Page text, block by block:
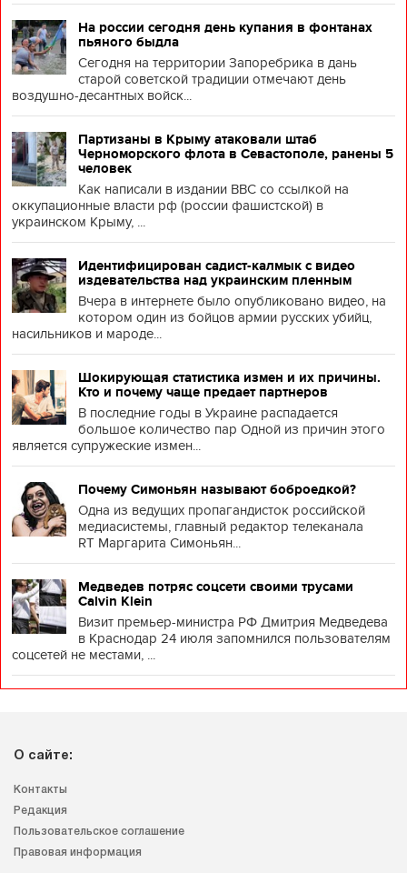
На россии сегодня день купания в фонтанах
пьяного быдла
Сегодня на территории Запоребрика в дань
старой советской традиции отмечают день
воздушно-десантных войск...
Партизаны в Крыму атаковали штаб
Черноморского флота в Севастополе, ранены 5
человек
Как написали в издании BBC со ссылкой на
оккупационные власти рф (россии фашистской) в
украинском Крыму, ...
Идентифицирован садист-калмык с видео
издевательства над украинским пленным
Вчера в интернете было опубликовано видео, на
котором один из бойцов армии русских убийц,
насильников и мароде...
Шокирующая статистика измен и их причины.
Кто и почему чаще предает партнеров
В последние годы в Украине распадается
большое количество пар Одной из причин этого
является супружеские измен...
Почему Симоньян называют боброедкой?
Одна из ведущих пропагандисток российской
медиасистемы, главный редактор телеканала
RT Маргарита Симоньян...
Медведев потряс соцсети своими трусами
Calvin Klein
Визит премьер-министра РФ Дмитрия Медведева
в Краснодар 24 июля запомнился пользователям
соцсетей не местами, ...
О сайте:
Контакты
Редакция
Пользовательское соглашение
Правовая информация